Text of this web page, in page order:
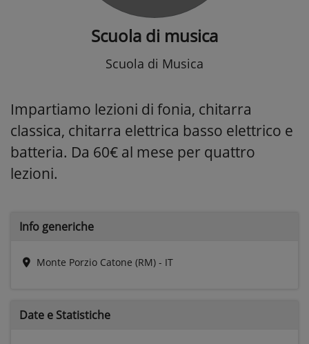
Scuola di musica
Scuola di Musica
Impartiamo lezioni di fonia, chitarra
classica, chitarra elettrica basso elettrico e
batteria. Da 60€ al mese per quattro
lezioni.
Info generiche
Monte Porzio Catone (RM) - IT
Date e Statistiche